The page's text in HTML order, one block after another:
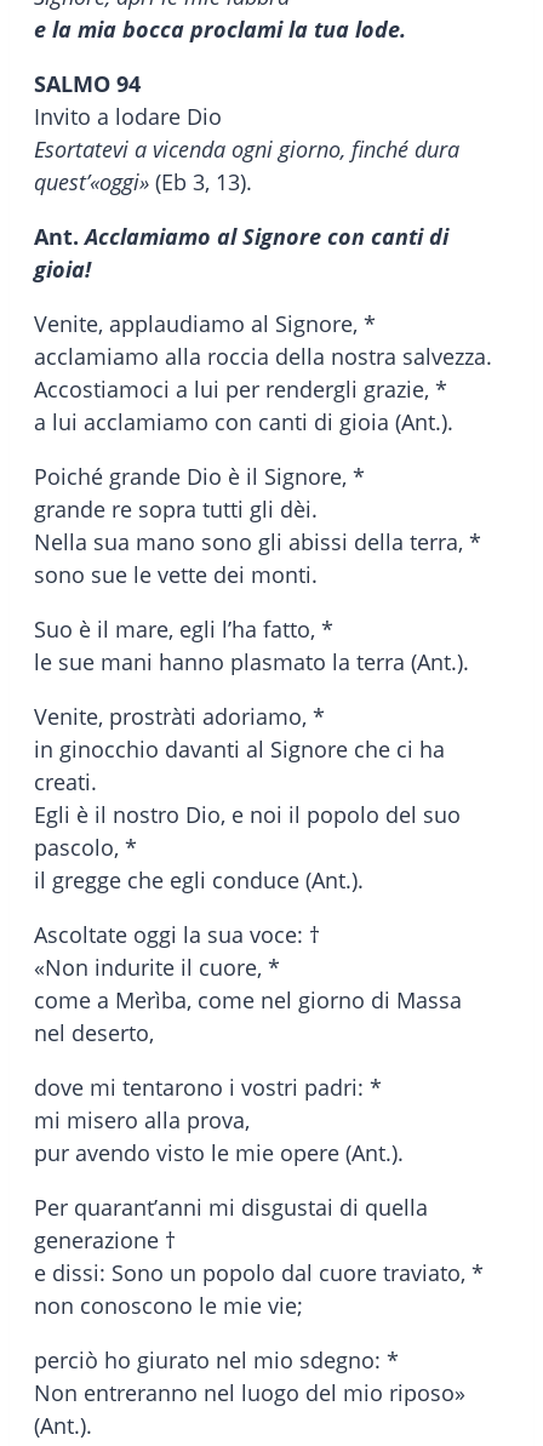
e la mia bocca proclami la tua lode.
SALMO 94
Invito a lodare Dio
Esortatevi a vicenda ogni giorno, finché dura
quest’«oggi» (Eb 3, 13).
Ant.Acclamiamo al Signore con canti di
gioia!
Venite, applaudiamo al Signore, *
acclamiamo alla roccia della nostra salvezza.
Accostiamoci a lui per rendergli grazie, *
a lui acclamiamo con canti di gioia (Ant.).
Poiché grande Dio è il Signore, *
grande re sopra tutti gli dèi.
Nella sua mano sono gli abissi della terra, *
sono sue le vette dei monti.
Suo è il mare, egli l’ha fatto, *
le sue mani hanno plasmato la terra (Ant.).
Venite, prostràti adoriamo, *
in ginocchio davanti al Signore che ci ha
creati.
Egli è il nostro Dio, e noi il popolo del suo
pascolo, *
il gregge che egli conduce (Ant.).
Ascoltate oggi la sua voce: †
«Non indurite il cuore, *
come a Merìba, come nel giorno di Massa
nel deserto,
dove mi tentarono i vostri padri: *
mi misero alla prova,
pur avendo visto le mie opere (Ant.).
Per quarant’anni mi disgustai di quella
generazione †
e dissi: Sono un popolo dal cuore traviato, *
non conoscono le mie vie;
perciò ho giurato nel mio sdegno: *
Non entreranno nel luogo del mio riposo»
(Ant.).